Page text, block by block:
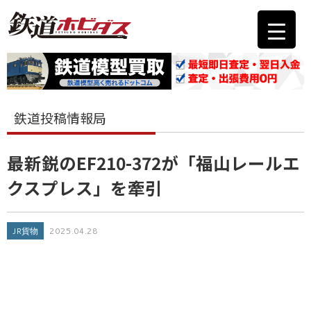
鉄道投稿情報局
最新鋭のEF210-372が「福山レールエ
クスプレス」を牽引
JR貨物 2025.04.28